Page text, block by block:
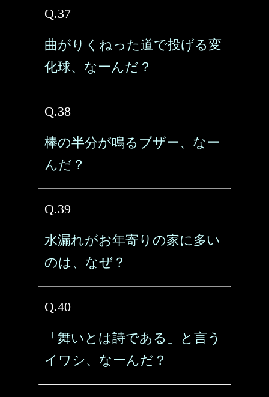
Q.37
曲がりくねった道で投げる変
化球、なーんだ？
Q.38
棒の半分が鳴るブザー、なー
んだ？
Q.39
水漏れがお年寄りの家に多い
のは、なぜ？
Q.40
「舞いとは詩である」と言う
イワシ、なーんだ？